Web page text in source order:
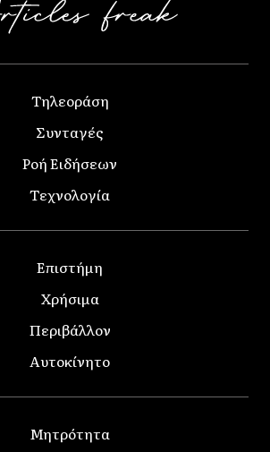
Τηλεοράση
Συνταγές
Ροή Ειδήσεων
Τεχνολογία
Επιστήμη
Χρήσιμα
Περιβάλλον
Αυτοκίνητο
Μητρότητα